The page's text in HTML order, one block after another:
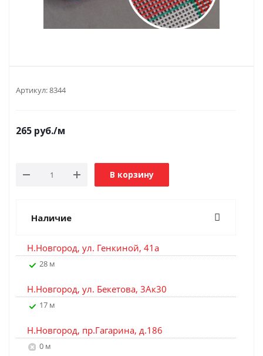
Артикул:8344
265 руб./м
В корзину
Наличие
Н.Новгород, ул. Генкиной, 41а
28 м
Н.Новгород, ул. Бекетова, 3Ак30
17 м
Н.Новгород, пр.Гагарина, д.186
0 м